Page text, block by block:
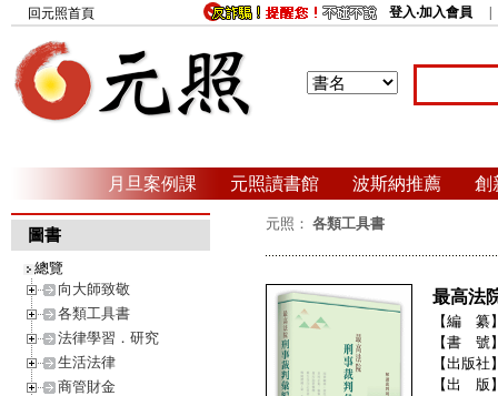
回元照首頁 登入‧加入會員
月旦案例課 元照讀書館 波斯納推薦 創
圖書
總覽
向大師致敬
各類工具書
法律學習．研究
生活法律
商管財金
元照： 各類工具書
最高法
【編 纂
【書 號
【出版社
【出 版